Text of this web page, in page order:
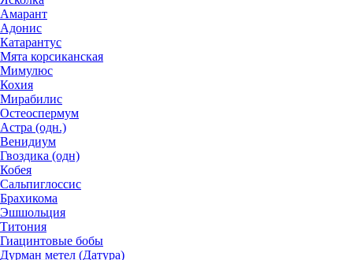
Амарант
Адонис
Катарантус
Мята корсиканская
Мимулюс
Кохия
Мирабилис
Остеоспермум
Астра (одн.)
Венидиум
Гвоздика (одн)
Кобея
Сальпиглоссис
Брахикома
Эшшольция
Титония
Гиацинтовые бобы
Дурман метел (Датура)